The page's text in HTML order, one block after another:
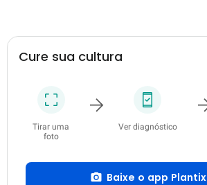
Cure sua cultura
Tirar uma
foto
Ver diagnóstico
Baixe o app Plantix